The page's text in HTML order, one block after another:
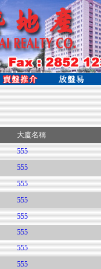
大廈名稱
555
555
555
555
555
555
555
555